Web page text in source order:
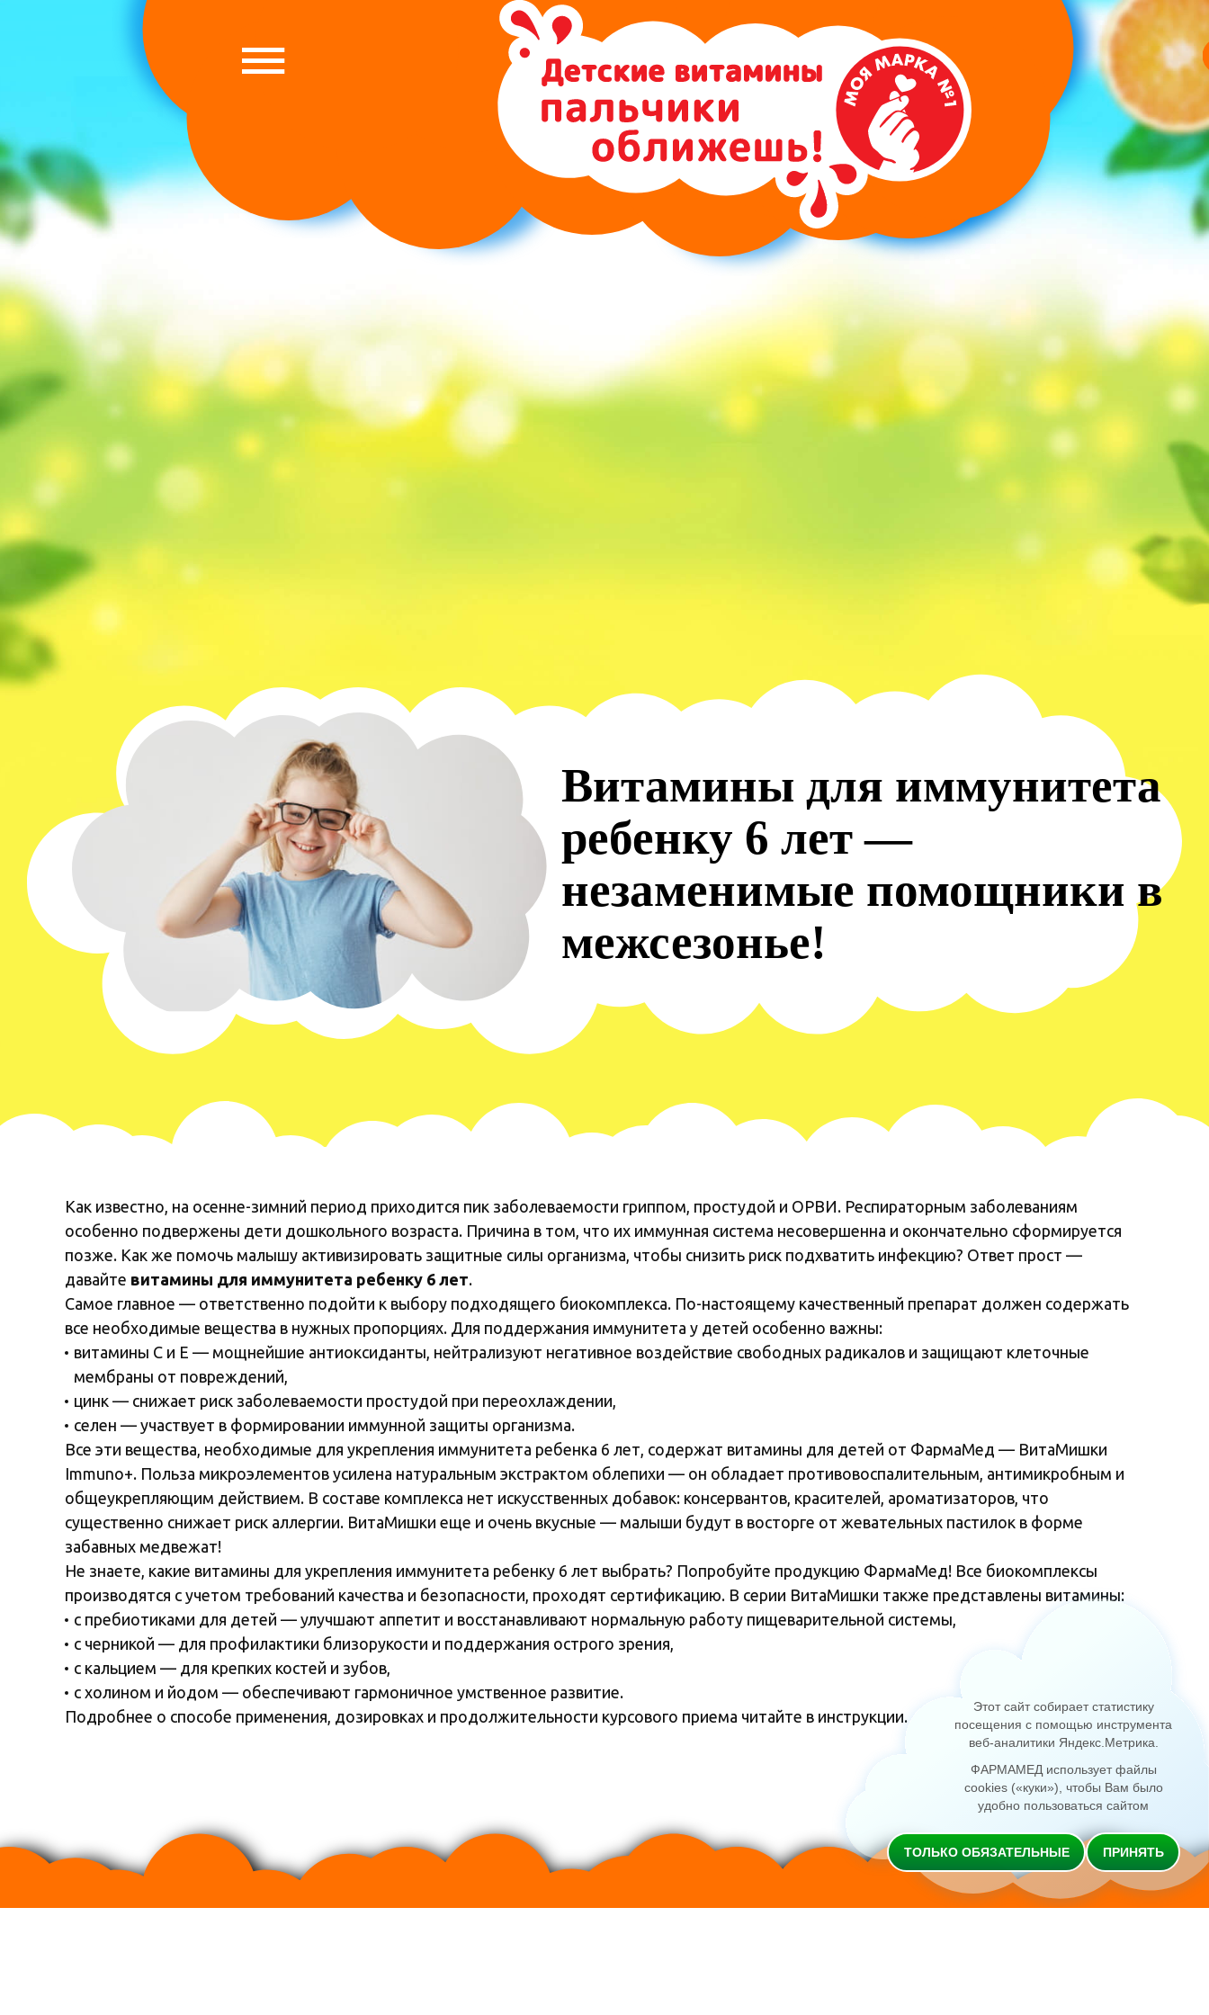
Витамины для иммунитета
ребенку 6 лет —
незаменимые помощники в
межсезонье!
Как известно, на осенне-зимний период приходится пик заболеваемости гриппом, простудой и ОРВИ. Респираторным заболеваниям
особенно подвержены дети дошкольного возраста. Причина в том, что их иммунная система несовершенна и окончательно сформируется
позже. Как же помочь малышу активизировать защитные силы организма, чтобы снизить риск подхватить инфекцию? Ответ прост —
давайте витамины для иммунитета ребенку 6 лет.
Самое главное — ответственно подойти к выбору подходящего биокомплекса. По-настоящему качественный препарат должен содержать
все необходимые вещества в нужных пропорциях. Для поддержания иммунитета у детей особенно важны:
витамины С и Е — мощнейшие антиоксиданты, нейтрализуют негативное воздействие свободных радикалов и защищают клеточные
мембраны от повреждений,
цинк — снижает риск заболеваемости простудой при переохлаждении,
селен — участвует в формировании иммунной защиты организма.
Все эти вещества, необходимые для укрепления иммунитета ребенка 6 лет, содержат витамины для детей от ФармаМед — ВитаМишки
Immuno+. Польза микроэлементов усилена натуральным экстрактом облепихи — он обладает противовоспалительным, антимикробным и
общеукрепляющим действием. В составе комплекса нет искусственных добавок: консервантов, красителей, ароматизаторов, что
существенно снижает риск аллергии. ВитаМишки еще и очень вкусные — малыши будут в восторге от жевательных пастилок в форме
забавных медвежат!
Не знаете, какие витамины для укрепления иммунитета ребенку 6 лет выбрать? Попробуйте продукцию ФармаМед! Все биокомплексы
производятся с учетом требований качества и безопасности, проходят сертификацию. В серии ВитаМишки также представлены витамины:
с пребиотиками для детей — улучшают аппетит и восстанавливают нормальную работу пищеварительной системы,
с черникой — для профилактики близорукости и поддержания острого зрения,
с кальцием — для крепких костей и зубов,
с холином и йодом — обеспечивают гармоничное умственное развитие.
Подробнее о способе применения, дозировках и продолжительности курсового приема читайте в инструкции.
Этот сайт собирает статистику
посещения с помощью инструмента
веб-аналитики Яндекс.Метрика
ФАРМАМЕД использует файлы
cookies («куки»), чтобы Вам было
удобно пользоваться сайтом
ТОЛЬКО ОБЯЗАТЕЛЬНЫЕ ПРИНЯТЬ